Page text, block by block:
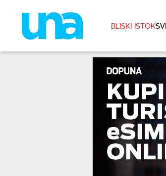
BLISKI ISTOK